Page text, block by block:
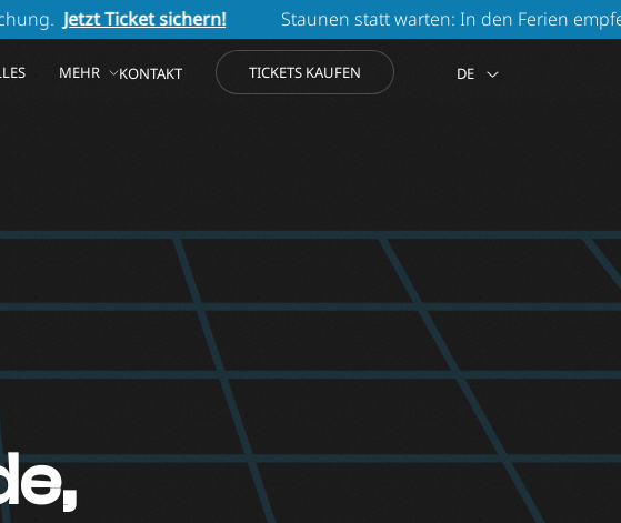
sichern! Staunen statt warten: In den Ferien empfehlen wir
MEHR KONTAKT TICKETS KAUFEN DE